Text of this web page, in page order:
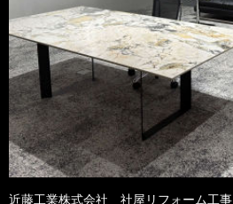
近藤工業株式会社 社屋リフォーム工事